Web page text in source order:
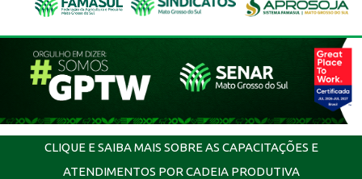
CLIQUE E SAIBA MAIS SOBRE AS CAPACITAÇÕES E
ATENDIMENTOS POR CADEIA PRODUTIVA